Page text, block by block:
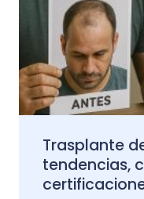
Trasplante
tendencias,